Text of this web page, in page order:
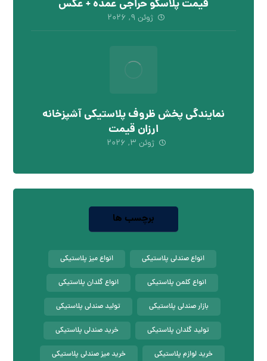
قیمت پلاسکو حراجی عمده + عکس
ژوئن ۹, ۲۰۲۶
نمایندگی پخش ظروف پلاستیکی آشپزخانه
ارزان قیمت
ژوئن ۳, ۲۰۲۶
برچسب ها
انواع صندلی پلاستیکی انواع میز پلاستیکی
انواع کلمن پلاستیکی انواع گلدان پلاستیکی
بازار صندلی پلاستیکی تولید صندلی پلاستیکی
تولید گلدان پلاستیکی خرید صندلی پلاستیکی
خرید لوازم پلاستیکی خرید میز صندلی پلاستیکی